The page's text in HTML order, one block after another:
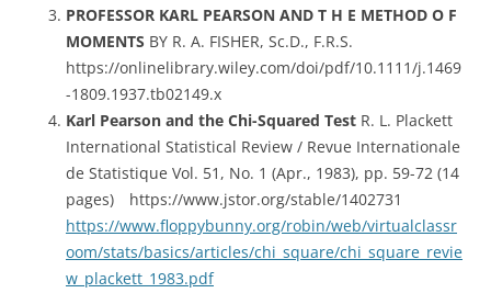
PROFESSOR KARL PEARSON AND T H E METHOD O F
MOMENTS BY R. A. FISHER, Sc.D., F.R.S.
https://onlinelibrary.wiley.com/doi/pdf/10.1111/j.1469
-1809.1937.tb02149.x
Karl Pearson and the Chi-Squared Test R. L. Plackett
International Statistical Review / Revue Internationale
de Statistique Vol. 51, No. 1 (Apr., 1983), pp. 59-72 (14
pages) https://www.jstor.org/stable/1402731
https://www.floppybunny.org/robin/web/virtualclassr
oom/stats/basics/articles/chi_square/chi_square_revie
w_plackett_1983.pdf